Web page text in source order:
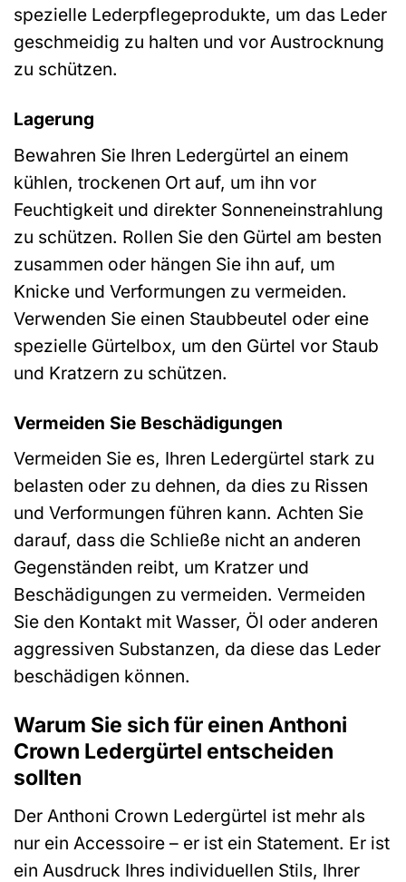
spezielle Lederpflegeprodukte, um das Leder
geschmeidig zu halten und vor Austrocknung
zu schützen.
Lagerung
Bewahren Sie Ihren Ledergürtel an einem
kühlen, trockenen Ort auf, um ihn vor
Feuchtigkeit und direkter Sonneneinstrahlung
zu schützen. Rollen Sie den Gürtel am besten
zusammen oder hängen Sie ihn auf, um
Knicke und Verformungen zu vermeiden.
Verwenden Sie einen Staubbeutel oder eine
spezielle Gürtelbox, um den Gürtel vor Staub
und Kratzern zu schützen.
Vermeiden Sie Beschädigungen
Vermeiden Sie es, Ihren Ledergürtel stark zu
belasten oder zu dehnen, da dies zu Rissen
und Verformungen führen kann. Achten Sie
darauf, dass die Schließe nicht an anderen
Gegenständen reibt, um Kratzer und
Beschädigungen zu vermeiden. Vermeiden
Sie den Kontakt mit Wasser, Öl oder anderen
aggressiven Substanzen, da diese das Leder
beschädigen können.
Warum Sie sich für einen Anthoni
Crown Ledergürtel entscheiden
sollten
Der Anthoni Crown Ledergürtel ist mehr als
nur ein Accessoire – er ist ein Statement. Er ist
ein Ausdruck Ihres individuellen Stils, Ihrer